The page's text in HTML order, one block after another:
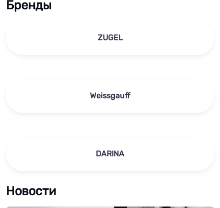
Бренды
ZUGEL
Weissgauff
DARINA
Новости